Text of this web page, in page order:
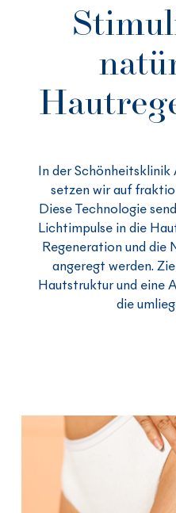
In der
setzen wir auf
Diese Technologie
Lichtimpulse in die
Regeneration und die
angeregt werden.
Hautstruktur und eine
die